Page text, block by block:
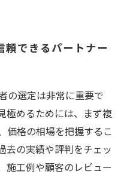
できるパートナー
の選定は非常に重要で
極めるためには、まず複
価格の相場を把握するこ
去の実績や評判をチェッ
施工例や顧客のレビュー